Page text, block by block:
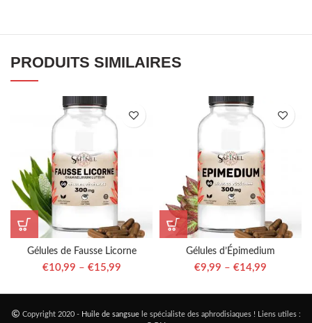
PRODUITS SIMILAIRES
Gélules de Fausse Licorne
€10,99 – €15,99
Gélules d’Épimedium
€9,99 – €14,99
Copyright 2020 - Huile de sangsue le spécialiste des aphrodisiaques ! Liens utiles :